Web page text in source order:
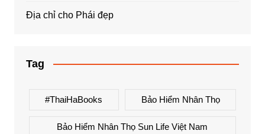
Địa chỉ cho Phái đẹp
Tag
#ThaiHaBooks Bảo Hiểm Nhân Thọ
Bảo Hiểm Nhân Thọ Sun Life Việt Nam